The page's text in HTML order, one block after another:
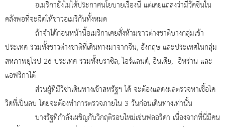
อเมริกายังไม่ได้ประกาศนโยบายเรื่องนี้ แต่เคยแถลงว่ามีวัคซีนใน
คลังพอที่จะฉีดให้ชาวอเมริกันทั้งหมด
ถ้าจำได้ก่อนหน้านี้อเมริกาเคยสั่งห้ามชาวต่างชาติบางกลุ่มเข้า
ประเทศ รวมทั้งชาวต่างชาติที่เดินทางมาจากจีน, อังกฤษ และประเทศในกลุ่ม
สหภาพยุโรป 26 ประเทศ รวมทั้งบราซิล, ไอร์แลนด์, อินเดีย, อิหร่าน และ
แอฟริกาใต้
ส่วนผู้ที่มีวีซ่าเดินทางเข้าสหรัฐฯ ได้ จะต้องแสดงผลตรวจหาเชื้อโค
วิดที่เป็นลบ โดยจะต้องทำการตรวจภายใน 3 วันก่อนเดินทางเท่านั้น
บางรัฐที่กำลังเผชิญกับวิกฤติรอบใหม่เช่นฟลอริดา เนื่องจากที่นี่มีคน